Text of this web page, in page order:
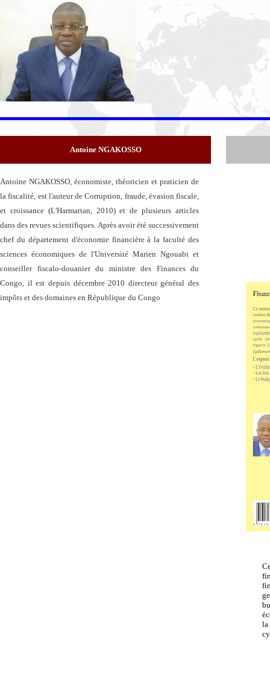
Antoine NGAKOSSO
Antoine NGAKOSSO, économiste, théoricien et praticien de
la fiscalité, est l'auteur de Corruption, fraude, évasion fiscale,
et croissance (L'Harmattan, 2010) et de plusieurs articles
dans des revues scientifiques. Après avoir été successivement
chef du département d'économie financière à la faculté des
sciences économiques de l'Université Marien Ngouabi et
conseiller fiscalo-douanier du ministre des Finances du
Congo, il est depuis décembre 2010 directeur général des
impôts et des domaines en République du Congo
la